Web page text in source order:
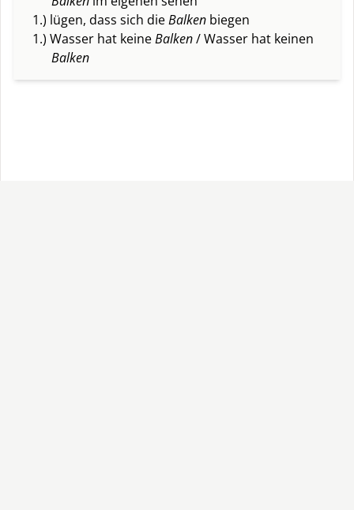
1.) lügen, dass sich dieBalken biegen
1.) Wasser hat keineBalken/ Wasser hat keinen
Balken